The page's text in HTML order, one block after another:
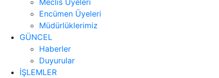
Meclis Üyeleri
Encümen Üyeleri
Müdürlüklerimiz
GÜNCEL
Haberler
Duyurular
İŞLEMLER